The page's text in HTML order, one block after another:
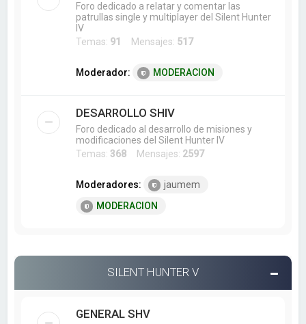
Foro dedicado a relatar y comentar las
patrullas single y multiplayer del Silent Hunter
IV
Temas: 91 Mensajes: 517
Moderador: MODERACION
DESARROLLO SHIV
Foro dedicado al desarrollo de misiones y
modificaciones del Silent Hunter IV
Temas: 368 Mensajes: 2597
Moderadores:
jaumem
MODERACION
SILENT HUNTER V
GENERAL SHV